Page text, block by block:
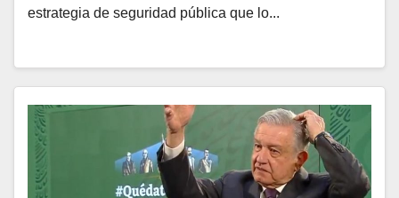
estrategia de seguridad pública que lo...